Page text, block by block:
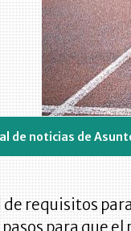
de noticias de
de requisitos